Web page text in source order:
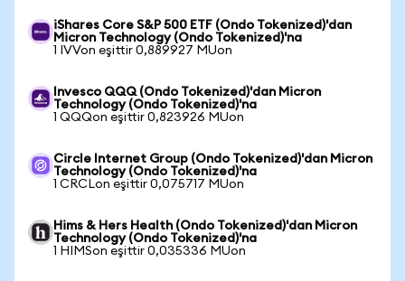
iShares Core S&P 500 ETF (Ondo Tokenized)'dan
Micron Technology (Ondo Tokenized)'na
1 IVVon eşittir 0,889927 MUon
Invesco QQQ (Ondo Tokenized)'dan Micron
Technology (Ondo Tokenized)'na
1 QQQon eşittir 0,823926 MUon
Circle Internet Group (Ondo Tokenized)'dan Micron
Technology (Ondo Tokenized)'na
1 CRCLon eşittir 0,075717 MUon
Hims & Hers Health (Ondo Tokenized)'dan Micron
Technology (Ondo Tokenized)'na
1 HIMSon eşittir 0,035336 MUon